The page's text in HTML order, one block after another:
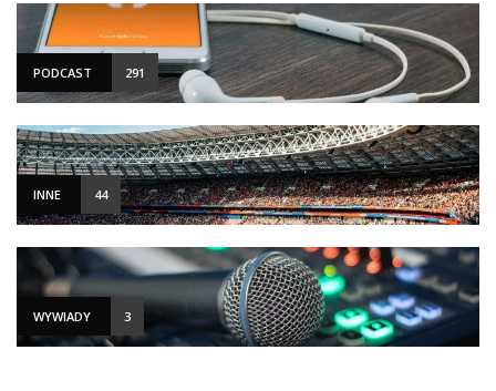
PODCAST 291
INNE 44
WYWIADY 3